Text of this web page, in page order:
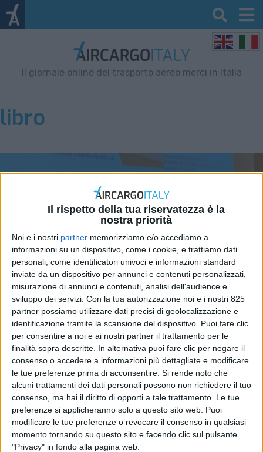
Il rispetto della tua riservatezza è la
nostra priorità
Noi e i nostri partner memorizziamo e/o accediamo a
informazioni su un dispositivo, come i cookie, e trattiamo dati
personali, come identificatori univoci e informazioni standard
inviate da un dispositivo per annunci e contenuti personalizzati,
misurazione di annunci e contenuti, analisi dell'audience e
sviluppo dei servizi. Con la tua autorizzazione noi e i nostri 825
partner possiamo utilizzare dati precisi di geolocalizzazione e
identificazione tramite la scansione del dispositivo. Puoi fare clic
per consentire a noi e ai nostri partner il trattamento per le
finalità sopra descritte. In alternativa puoi fare clic per negare il
consenso o accedere a informazioni più dettagliate e modificare
le tue preferenze prima di acconsentire. Si rende noto che
alcuni trattamenti dei dati personali possono non richiedere il tuo
consenso, ma hai il diritto di opporti a tale trattamento. Le tue
preferenze si applicheranno solo a questo sito web. Puoi
modificare le tue preferenze o revocare il consenso in qualsiasi
momento tornando su questo sito e facendo clic sul pulsante
"Privacy" in fondo alla pagina web.
Il giornale online del trasporto aereo merci in Italia
libro
“Dazi Usa: regole, sfide e
opportunità”: consigli utili per
le imprese in un libro appena
presentato
ECONOMIA 19 NOVEMBRE 2025